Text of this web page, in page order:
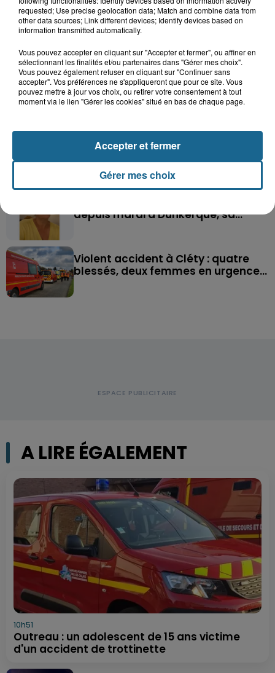
Saint-Omer : un enfant gravement brûlé
Hazebrouck : victime d'un accident,
depuis mardi à Dunkerque, sa...
Violent accident à Cléty : quatre
blessés, deux femmes en urgence...
A LIRE ÉGALEMENT
10h51
Outreau : un adolescent de 15 ans victime
d'un accident de trottinette
requested; Use precise geolocation data; Match and combine data from
other data sources; Link different devices; Identify devices based on
information transmitted automatically.
Vous pouvez accepter en cliquant sur "Accepter et fermer", ou affiner en
sélectionnant les finalités et/ou partenaires dans "Gérer mes choix".
Vous pouvez également refuser en cliquant sur "Continuer sans
accepter". Vos préférences ne s'appliqueront que pour ce site. Vous
pouvez mettre à jour vos choix, ou retirer votre consentement à tout
moment via le lien "Gérer les cookies" situé en bas de chaque page.
Gérer mes choix
Accepter et fermer